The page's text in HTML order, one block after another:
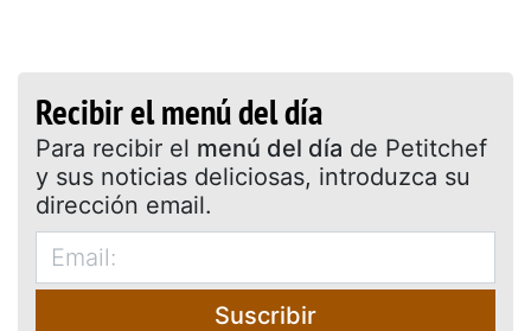
Recibir el menú del día
Para recibir el menú del día de Petitchef
y sus noticias deliciosas, introduzca su
dirección email.
Suscribir